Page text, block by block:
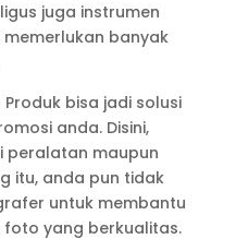
juga instrumen
banyak
bisa jadi solusi
anda. Disini,
peralatan maupun
itu, anda pun tidak
untuk membantu
yang berkualitas.